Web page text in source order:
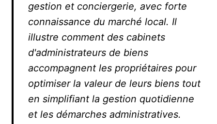
gestion et conciergerie, avec forte
connaissance du marché local. Il
illustre comment des cabinets
d'administrateurs de biens
accompagnent les propriétaires pour
optimiser la valeur de leurs biens tout
en simplifiant la gestion quotidienne
et les démarches administratives.